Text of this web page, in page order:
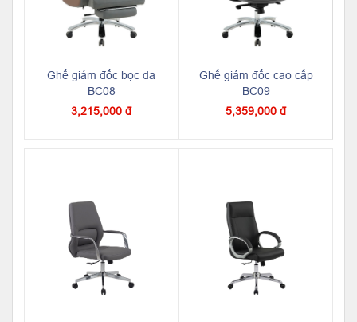
Ghế giám đốc bọc da
BC08
3,215,000 đ
Ghế giám đốc cao cấp
BC09
5,359,000 đ